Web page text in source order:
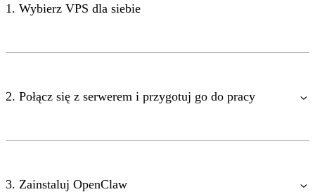
1. Wybierz VPS dla siebie
2. Połącz się z serwerem i przygotuj go do pracy
3. Zainstaluj OpenClaw